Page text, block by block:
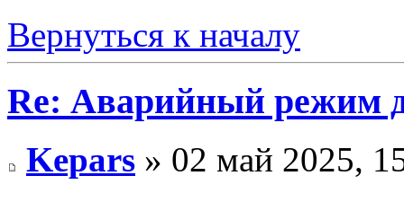
Вернуться к началу
Re: Аварийный режим
Kepars » 02 май 2025,